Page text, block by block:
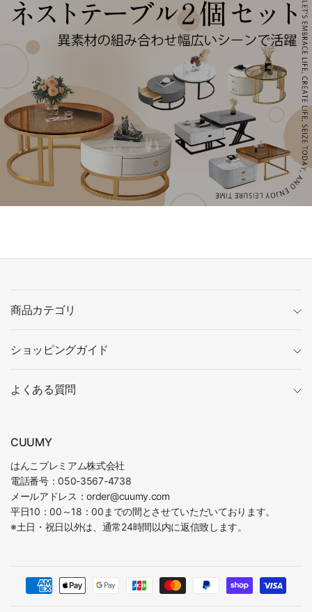
商品カテゴリ
ショッピングガイド
よくある質問
CUUMY
はんこプレミアム株式会社
電話番号：050-3567-4738
メールアドレス：order@cuumy.com
平日10：00～18：00までの間とさせていただいております。
※土日・祝日以外は、通常24時間以内に返信致します。